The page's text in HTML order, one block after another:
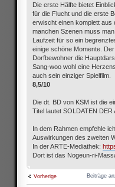
Die erste Hälfte bietet
für die Flucht und die erste
erwischt einen komplett aus
manchen Szenen muss
Laufzeit für so ein
einige schöne Momente.
Dorfbewohner die
Sang-woo wohl eine
auch sein einziger Spielfilm.
8,5/10
Die dt. BD von KSM ist die
Titel lautet SOLDATEN DER
In dem Rahmen empfehle
Auswirkungen des zweiten
In der ARTE-Mediathek:
Dort ist das Nogeun-ri-
Vorherige Beiträge